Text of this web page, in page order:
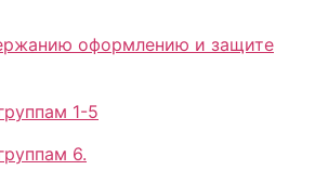
оформлению и защите
1-5
6.